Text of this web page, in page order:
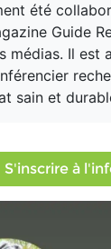
été
Guide
médias. Il est
sain et
S'inscrire à